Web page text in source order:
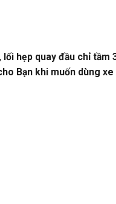
hẹp quay đầu chỉ
Bạn khi muốn dùng